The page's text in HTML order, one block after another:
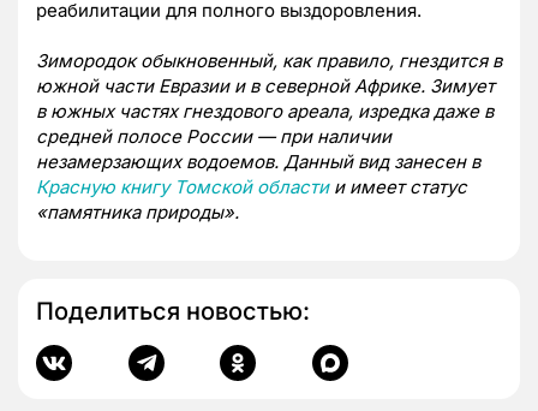
реабилитации для полного выздоровления.
Зимородок обыкновенный, как правило, гнездится в
южной части Евразии и в северной Африке. Зимует
в южных частях гнездового ареала, изредка даже в
средней полосе России — при наличии
незамерзающих водоемов. Данный вид занесен в
Красную книгу Томской областии имеет статус
«памятника природы».
Поделиться новостью: